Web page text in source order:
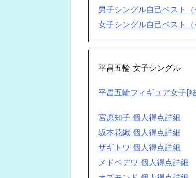
男子シングル自己ベスト
女子シングル自己ベスト
平昌五輪 女子シングル
平昌五輪フィギュア女子[
宮原知子 個人得点詳細
坂本花織 個人得点詳細
ザギトワ 個人得点詳細
メドベデワ 個人得点詳細